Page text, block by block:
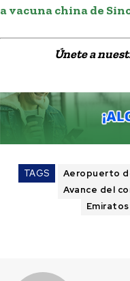
a vacuna china de
Únete a
TAGS Aeropuerto
Avance del